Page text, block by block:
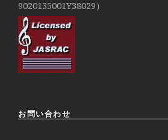
9020135001Y38029）
お問い合わせ